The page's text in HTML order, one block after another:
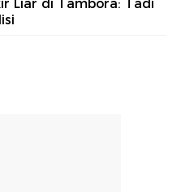
Liar di Tambora: Tadi